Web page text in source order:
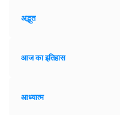
अद्भुत
आज का इतिहास
आध्यात्म